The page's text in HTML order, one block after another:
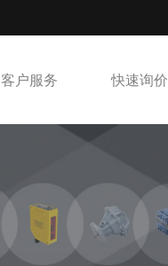
客户服务 快速询价